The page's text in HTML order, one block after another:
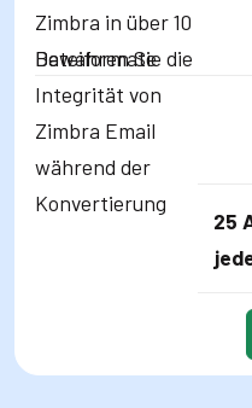
Zimbra in über 10
Dateiformate
Bewahren Sie die
Integrität von
Zimbra Email
während der
Konvertierung
25